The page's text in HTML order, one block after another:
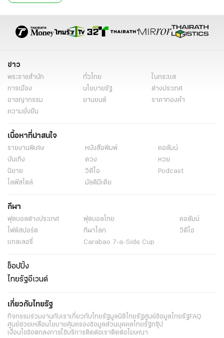
ข่าว
พระราชสำนัก ทั่วไทย
ในกระแส
การเมือง
นโยบายรัฐ
ต่างประเทศ
อาชญากรรม
ยานยนต์
ราคาทองคำ
ความยั่งยืน
เนื้อหาที่น่าสนใจ
รายงานพิเศษ หนังสือพิมพ์
คอลัมน์
บันเทิง
ดวง
หวย
นิยาย
วิดีโอ
Podcast
ไลฟ์สไตล์
มัลติมีเดีย
กีฬา
ฟุตบอลต่่างประเทศ ฟุตบอลไทย
คอลัมน์
ไฟต์สปอร์ต
กีฬาโลก
วิดีโอ
แกลเลอรี่
Carabao 7-a-Side Cup
ช็อปปิ้ง
ไทยรัฐอีเวนต์
เกี่ยวกับไทยรัฐ
กิจกรรมร่วมงานกับเราเกี่ยวกับไทยรัฐมูลนิธิไทยรัฐศูนย์ข้อมูลไทยรัฐFAQ
ศูนย์ช่วยเหลือนโยบายคุ้มครองข้อมูลส่วนบุคคลไทยรัฐกรุ๊ป
เงื่อนไขข้อตกลงการใช้บริการติดต่อเราติดต่อโฆษณา